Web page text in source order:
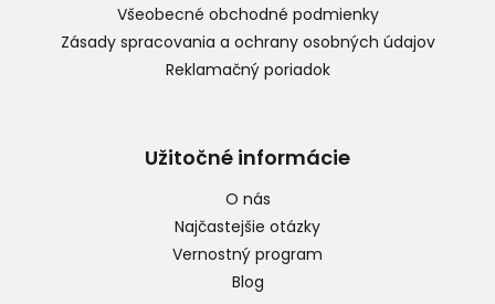
Všeobecné obchodné podmienky
Zásady spracovania a ochrany osobných údajov
Reklamačný poriadok
Užitočné informácie
O nás
Najčastejšie otázky
Vernostný program
Blog